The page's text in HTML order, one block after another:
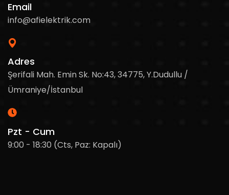
Email
info@afielektrik.com
Adres
Şerifali Mah. Emin Sk. No:43, 34775, Y.Dudullu /
Ümraniye/İstanbul
Pzt - Cum
9:00 - 18:30 (Cts, Paz: Kapalı)